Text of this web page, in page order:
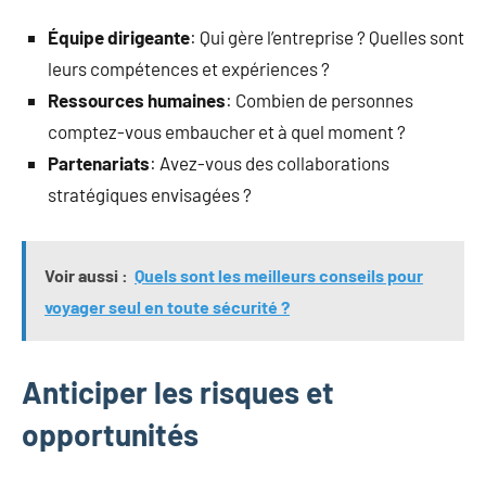
Équipe dirigeante: Qui gère l’entreprise ? Quelles sont
leurs compétences et expériences ?
Ressources humaines: Combien de personnes
comptez-vous embaucher et à quel moment ?
Partenariats: Avez-vous des collaborations
stratégiques envisagées ?
Voir aussi : Quels sont les meilleurs conseils pour
voyager seul en toute sécurité ?
Anticiper les risques et
opportunités